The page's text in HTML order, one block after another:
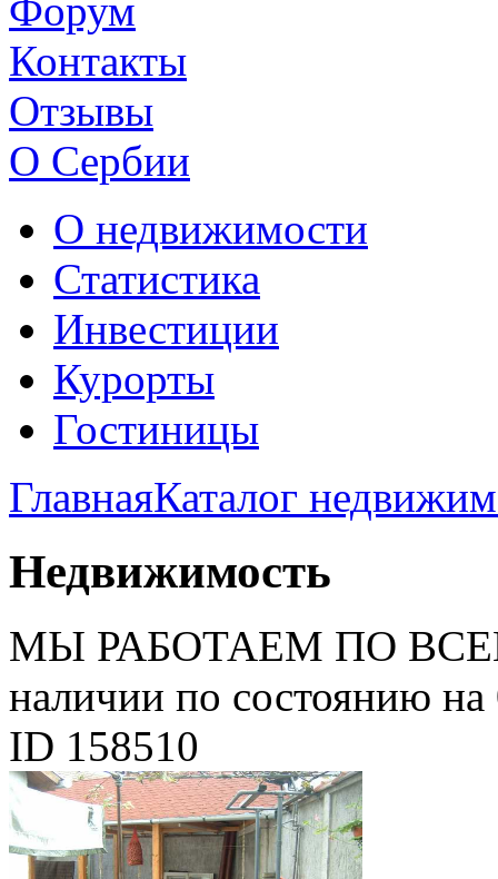
Форум
Контакты
Отзывы
О Сербии
О недвижимости
Статистика
Инвестиции
Курорты
Гостиницы
ГлавнаяКаталог
Недвижимость
МЫ РАБОТАЕМ ПО
наличии по состоянию
ID 158510